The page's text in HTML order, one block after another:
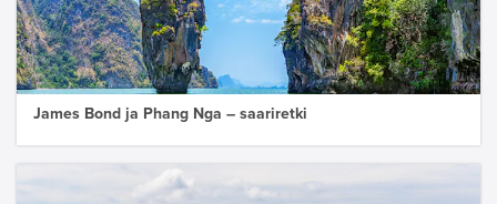
James Bond ja Phang Nga – saariretki